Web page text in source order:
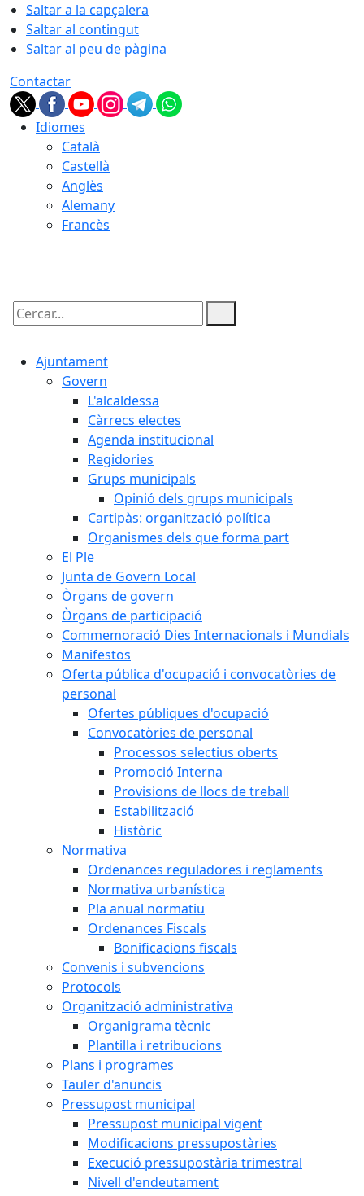
Saltar a la capçalera
Saltar al contingut
Saltar al peu de pàgina
Contactar
Idiomes
Català
Castellà
Anglès
Alemany
Francès
Cercar:
Ajuntament
Govern
L'alcaldessa
Càrrecs electes
Agenda institucional
Regidories
Grups municipals
Opinió dels grups municipals
Cartipàs: organització política
Organismes dels que forma part
El Ple
Junta de Govern Local
Òrgans de govern
Òrgans de participació
Commemoració Dies Internacionals i Mundials
Manifestos
Oferta pública d'ocupació i convocatòries de
personal
Ofertes públiques d'ocupació
Convocatòries de personal
Processos selectius oberts
Promoció Interna
Provisions de llocs de treball
Estabilització
Històric
Normativa
Ordenances reguladores i reglaments
Normativa urbanística
Pla anual normatiu
Ordenances Fiscals
Bonificacions fiscals
Convenis i subvencions
Protocols
Organització administrativa
Organigrama tècnic
Plantilla i retribucions
Plans i programes
Tauler d'anuncis
Pressupost municipal
Pressupost municipal vigent
Modificacions pressupostàries
Execució pressupostària trimestral
Nivell d'endeutament